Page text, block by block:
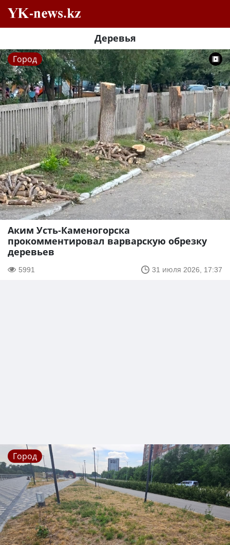
Деревья
Город
Аким Усть-Каменогорска
прокомментировал варварскую обрезку
деревьев
5991 31 июля 2026, 17:37
Город